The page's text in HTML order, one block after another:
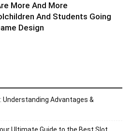
More And More
And Students Going
Design
Understanding Advantages &